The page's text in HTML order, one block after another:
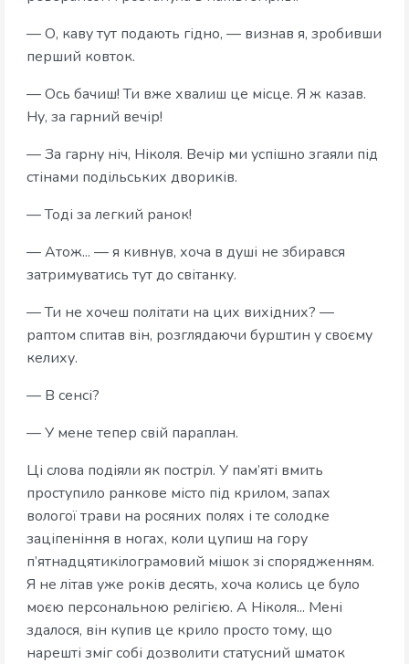
— О, каву тут подають гідно, — визнав я, зробивши
перший ковток.
— Ось бачиш! Ти вже хвалиш це місце. Я ж казав.
Ну, за гарний вечір!
— За гарну ніч, Ніколя. Вечір ми успішно згаяли під
стінами подільських двориків.
— Тоді за легкий ранок!
— Атож... — я кивнув, хоча в душі не збирався
затримуватись тут до світанку.
— Ти не хочеш політати на цих вихідних? —
раптом спитав він, розглядаючи бурштин у своєму
келиху.
— В сенсі?
— У мене тепер свій параплан.
Ці слова подіяли як постріл. У пам’яті вмить
проступило ранкове місто під крилом, запах
вологої трави на росяних полях і те солодке
заціпеніння в ногах, коли цупиш на гору
п’ятнадцятикілограмовий мішок зі спорядженням.
Я не літав уже років десять, хоча колись це було
моєю персональною релігією. А Ніколя... Мені
здалося, він купив це крило просто тому, що
нарешті зміг собі дозволити статусний шматок